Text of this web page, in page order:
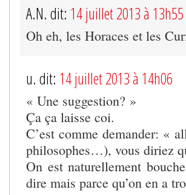
A.N. dit: 14 juillet 2013 à 13h55
Oh eh, les Horaces et les
u. dit: 14 juillet 2013 à 14h06
« Une suggestion? »
Ça ça laisse coi.
C’est comme demander: «
philosophes…), vous diriez
On est naturellement
dire mais parce qu’on en a